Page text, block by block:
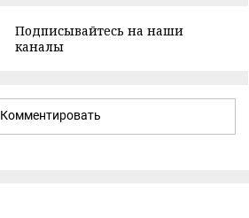
Подписывайтесь на наши
каналы
Комментировать